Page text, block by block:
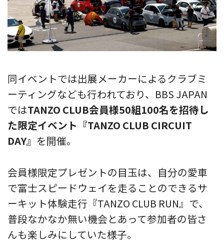
同イベントでは出展メーカーによるクラブミ
ーティングなども行われており、BBS JAPAN
ではTANZO CLUB会員様50組100名を招待し
た限定イベント『TANZO CLUB CIRCUIT
DAY』 を開催。
会員様限定プレゼントの目玉は、自分の愛車
で富士スピードウェイを走ることのできるサ
ーキット体験走行『TANZO CLUB RUN』で、
普段なかなか無い機会とあって参加者の皆さ
んも楽しみにしていた様子。